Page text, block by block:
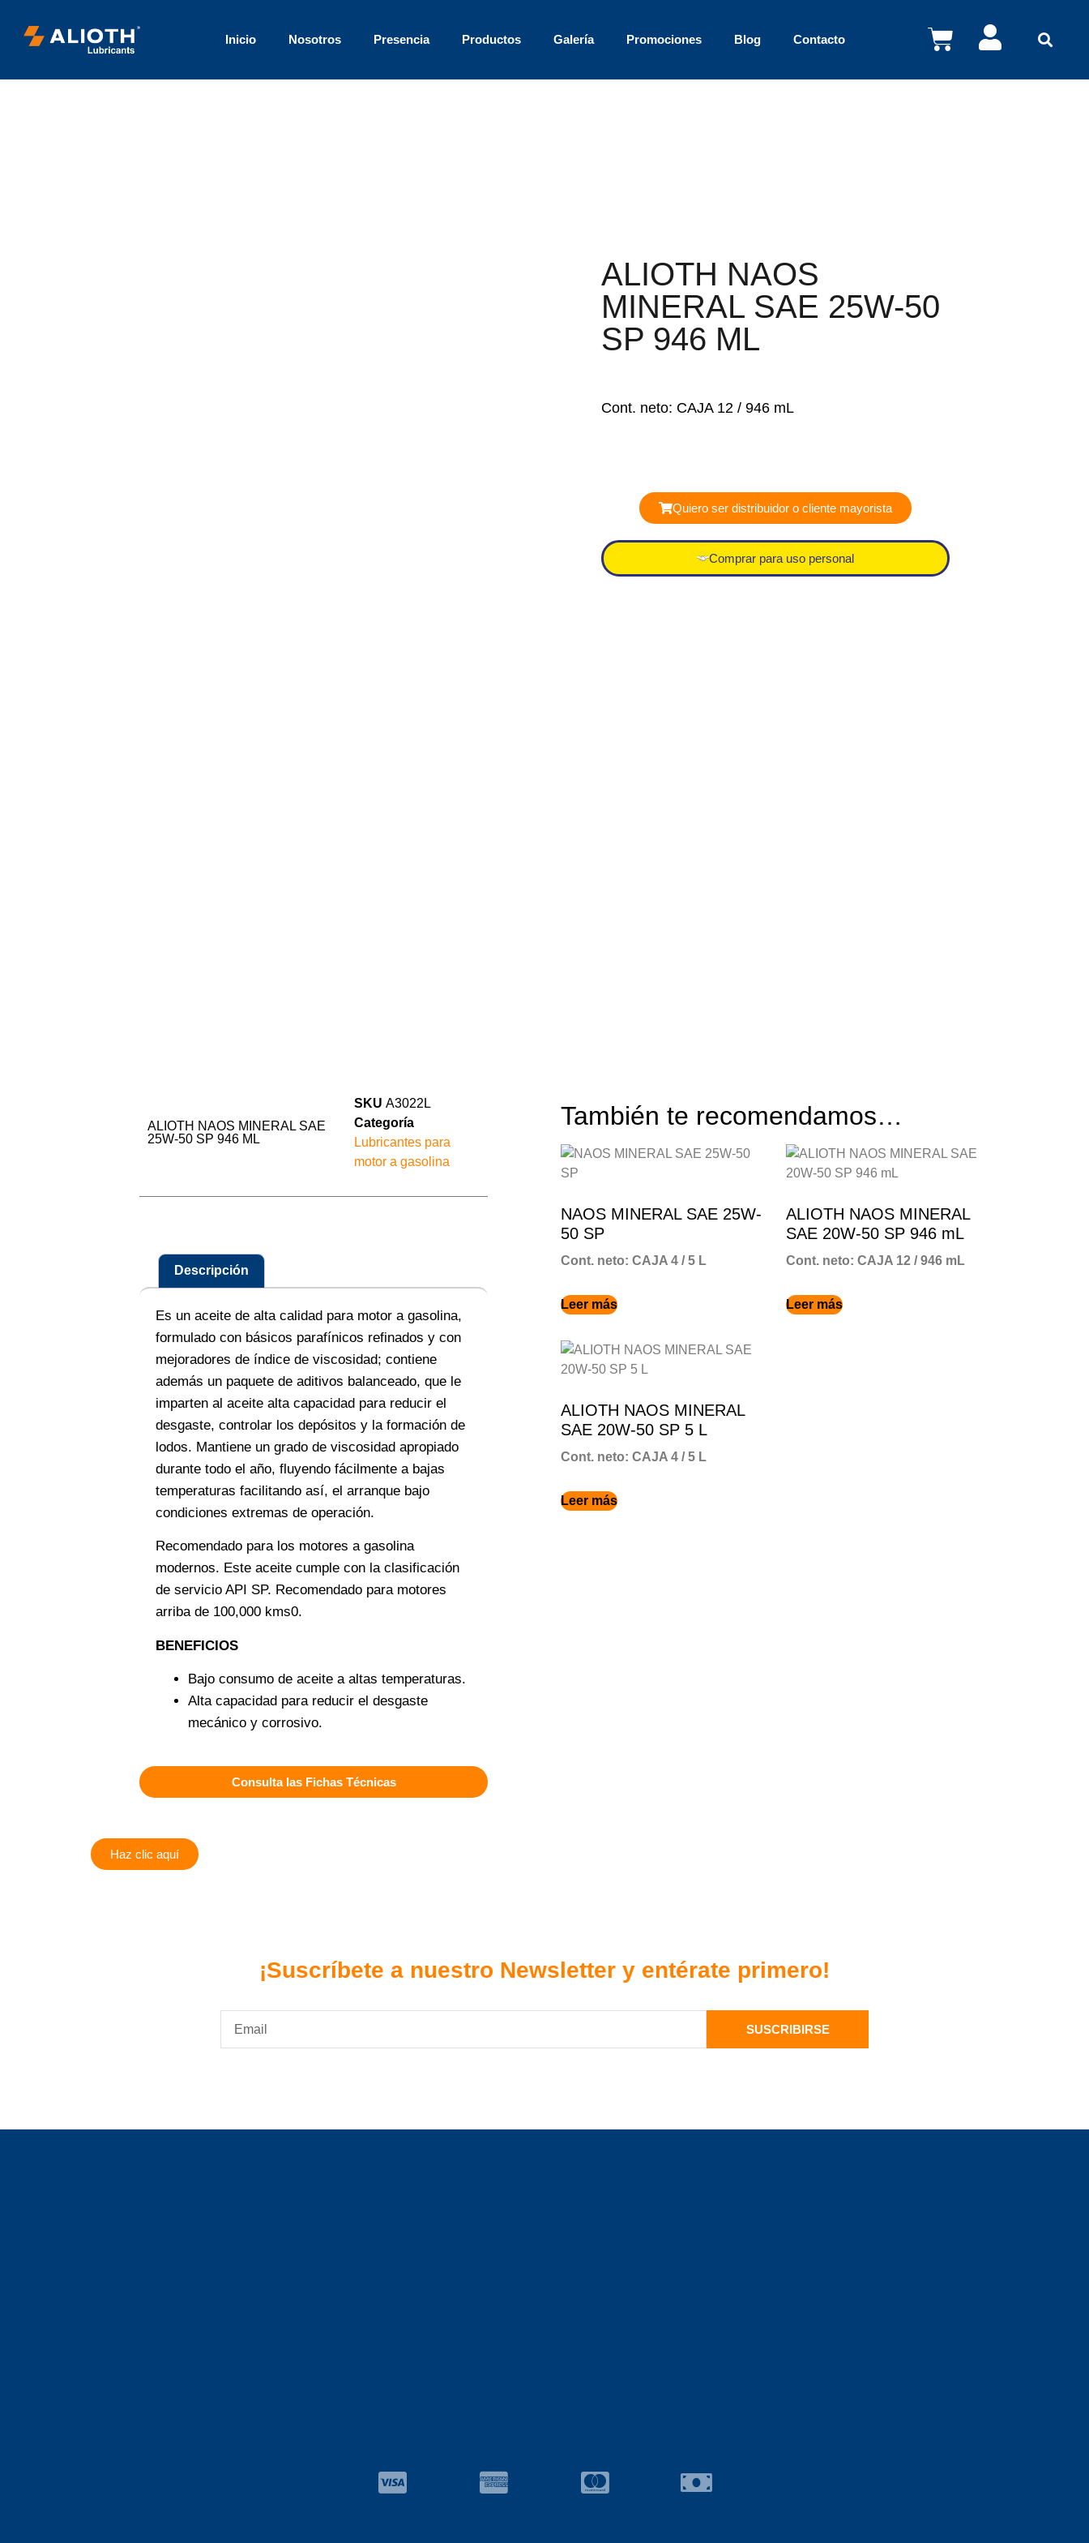
Inicio Nosotros Presencia Productos Galería Promociones Blog Contacto
ALIOTH NAOS
MINERAL SAE 25W-50
SP 946 ML
Cont. neto: CAJA 12 / 946 mL
Quiero ser distribuidor o cliente mayorista
Comprar para uso personal
ALIOTH NAOS MINERAL SAE
25W-50 SP 946 ML
SKU A3022L
Categoría
Lubricantes para
motor a gasolina
Descripción
Es un aceite de alta calidad para motor a gasolina,
formulado con básicos parafínicos refinados y con
mejoradores de índice de viscosidad; contiene
además un paquete de aditivos balanceado, que le
imparten al aceite alta capacidad para reducir el
desgaste, controlar los depósitos y la formación de
lodos. Mantiene un grado de viscosidad apropiado
durante todo el año, fluyendo fácilmente a bajas
temperaturas facilitando así, el arranque bajo
condiciones extremas de operación.
Recomendado para los motores a gasolina
modernos. Este aceite cumple con la clasificación
de servicio API SP. Recomendado para motores
arriba de 100,000 kms0.
BENEFICIOS
Bajo consumo de aceite a altas temperaturas.
Alta capacidad para reducir el desgaste
mecánico y corrosivo.
Consulta las Fichas Técnicas
También te recomendamos…
NAOS MINERAL SAE 25W-
50 SP
Cont. neto: CAJA 4 / 5 L
Leer más
ALIOTH NAOS MINERAL
SAE 20W-50 SP 946 mL
Cont. neto: CAJA 12 / 946 mL
Leer más
ALIOTH NAOS MINERAL
SAE 20W-50 SP 5 L
Cont. neto: CAJA 4 / 5 L
Leer más
Haz clic aquí
¡Suscríbete a nuestro Newsletter y entérate primero!
SUSCRIBIRSE